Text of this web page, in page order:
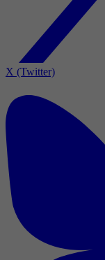
X (Twitter)